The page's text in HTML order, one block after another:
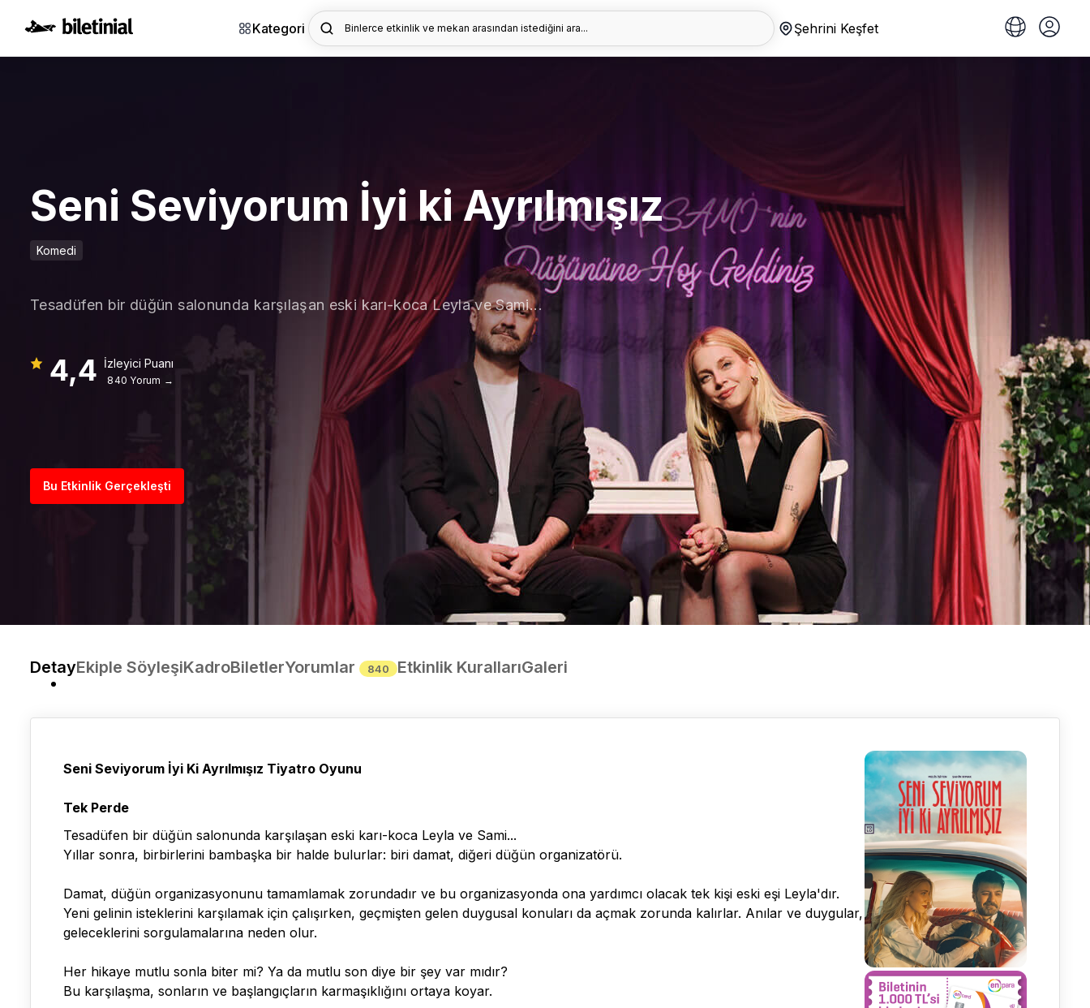
Kategori Binlerce etkinlik ve mekan arasından istediğini ara... Şehrini Keşfet
Seni Seviyorum İyi ki Ayrılmışız
Komedi
Tesadüfen bir düğün salonunda karşılaşan eski karı-koca Leyla ve Sami...
4,4 İzleyici Puanı
840 Yorum →
Bu Etkinlik Gerçekleşti
DetayEkiple SöyleşiKadroBiletlerYorumlar 840 Etkinlik KurallarıGaleri
Seni Seviyorum İyi Ki Ayrılmışız Tiyatro Oyunu
Tek Perde
Tesadüfen bir düğün salonunda karşılaşan eski karı-koca Leyla ve Sami...
Yıllar sonra, birbirlerini bambaşka bir halde bulurlar: biri damat, diğeri düğün organizatörü.
Damat, düğün organizasyonunu tamamlamak zorundadır ve bu organizasyonda ona yardımcı olacak tek kişi eski eşi Leyla'dır.
Yeni gelinin isteklerini karşılamak için çalışırken, geçmişten gelen duygusal konuları da açmak zorunda kalırlar. Anılar ve duygular,
geleceklerini sorgulamalarına neden olur.
Her hikaye mutlu sonla biter mi? Ya da mutlu son diye bir şey var mıdır?
Bu karşılaşma, sonların ve başlangıçların karmaşıklığını ortaya koyar.